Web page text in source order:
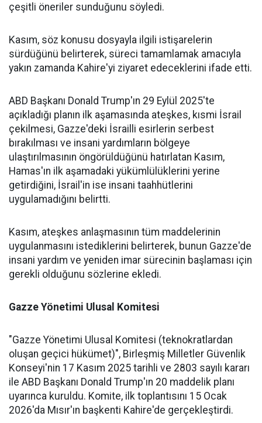
çeşitli öneriler sunduğunu söyledi.
Kasım, söz konusu dosyayla ilgili istişarelerin
sürdüğünü belirterek, süreci tamamlamak amacıyla
yakın zamanda Kahire'yi ziyaret edeceklerini ifade etti.
ABD Başkanı Donald Trump'ın 29 Eylül 2025'te
açıkladığı planın ilk aşamasında ateşkes, kısmi İsrail
çekilmesi, Gazze'deki İsrailli esirlerin serbest
bırakılması ve insani yardımların bölgeye
ulaştırılmasının öngörüldüğünü hatırlatan Kasım,
Hamas'ın ilk aşamadaki yükümlülüklerini yerine
getirdiğini, İsrail'in ise insani taahhütlerini
uygulamadığını belirtti.
Kasım, ateşkes anlaşmasının tüm maddelerinin
uygulanmasını istediklerini belirterek, bunun Gazze'de
insani yardım ve yeniden imar sürecinin başlaması için
gerekli olduğunu sözlerine ekledi.
Gazze Yönetimi Ulusal Komitesi
"Gazze Yönetimi Ulusal Komitesi (teknokratlardan
oluşan geçici hükümet)", Birleşmiş Milletler Güvenlik
Konseyi'nin 17 Kasım 2025 tarihli ve 2803 sayılı kararı
ile ABD Başkanı Donald Trump'ın 20 maddelik planı
uyarınca kuruldu. Komite, ilk toplantısını 15 Ocak
2026'da Mısır'ın başkenti Kahire'de gerçekleştirdi.